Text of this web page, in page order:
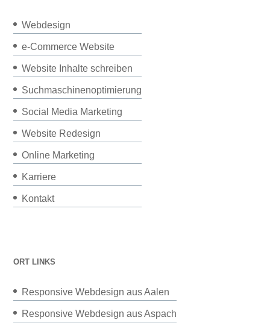
Webdesign
e-Commerce Website
Website Inhalte schreiben
Suchmaschinenoptimierung
Social Media Marketing
Website Redesign
Online Marketing
Karriere
Kontakt
ORT LINKS
Responsive Webdesign aus Aalen
Responsive Webdesign aus Aspach